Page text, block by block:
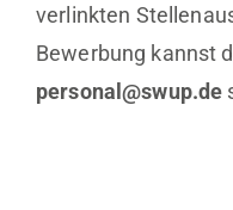
verlinkten
Bewerbung kannst
personal@swup.de